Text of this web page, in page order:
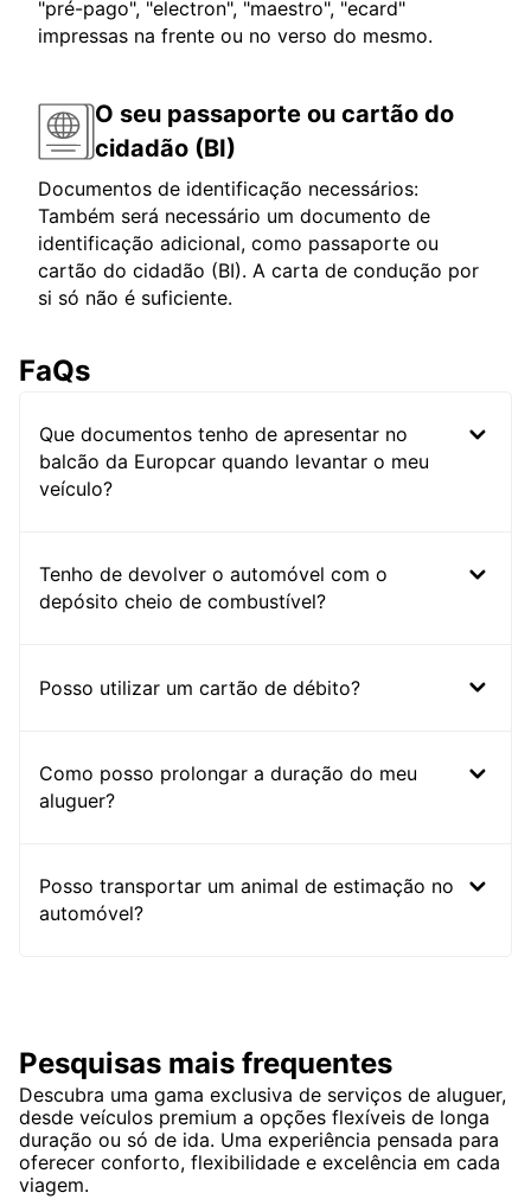
"pré-pago", "electron", "maestro", "ecard"
impressas na frente ou no verso do mesmo.
O seu passaporte ou cartão do
cidadão (BI)
Documentos de identificação necessários:
Também será necessário um documento de
identificação adicional, como passaporte ou
cartão do cidadão (BI). A carta de condução por
si só não é suficiente.
FaQs
Que documentos tenho de apresentar no
balcão da Europcar quando levantar o meu
veículo?
Tenho de devolver o automóvel com o
depósito cheio de combustível?
Posso utilizar um cartão de débito?
Como posso prolongar a duração do meu
aluguer?
Posso transportar um animal de estimação no
automóvel?
Pesquisas mais frequentes
Descubra uma gama exclusiva de serviços de aluguer,
desde veículos premium a opções flexíveis de longa
duração ou só de ida. Uma experiência pensada para
oferecer conforto, flexibilidade e excelência em cada
viagem.